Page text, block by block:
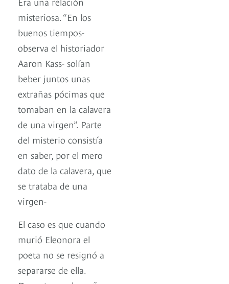
misteriosa. “En los
buenos tiempos-
observa el historiador
Aaron Kass- solían
beber juntos unas
extrañas pócimas que
tomaban en la calavera
de una virgen”. Parte
del misterio consistía
en saber, por el mero
dato de la calavera, que
se trataba de una
virgen-
El caso es que cuando
murió Eleonora el
poeta no se resignó a
separarse de ella.